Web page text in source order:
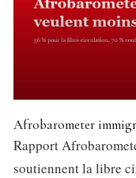
Afrobarometer
Rapport
soutiennent la libre